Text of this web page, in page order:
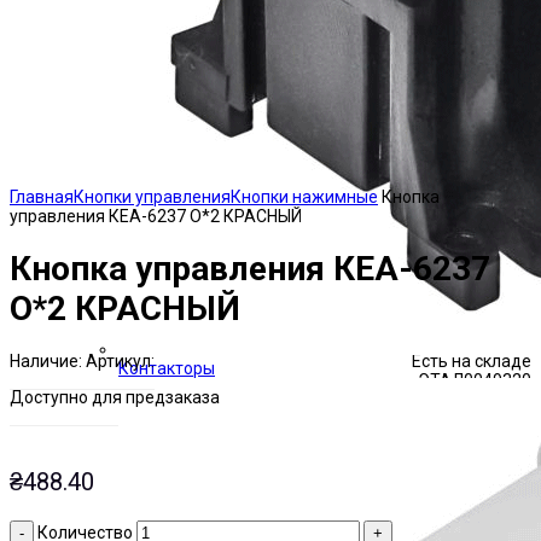
Контакторы
ГлавнаяКнопки управленияКнопки нажимные Кнопка
управления КЕА-6237 О*2 КРАСНЫЙ
Кнопка управления КЕА-6237
О*2 КРАСНЫЙ
Наличие: Есть на складе
Артикул:
ЭТАЛ0049320
Доступно для предзаказа
₴488.40
Количество